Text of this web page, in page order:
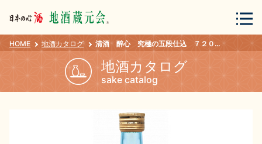
会員登録 ログイン
HOME 地酒カタログ 清酒 醉心 究極の五段仕込 ７２０ｍｌ
地酒カタログ
sake catalog